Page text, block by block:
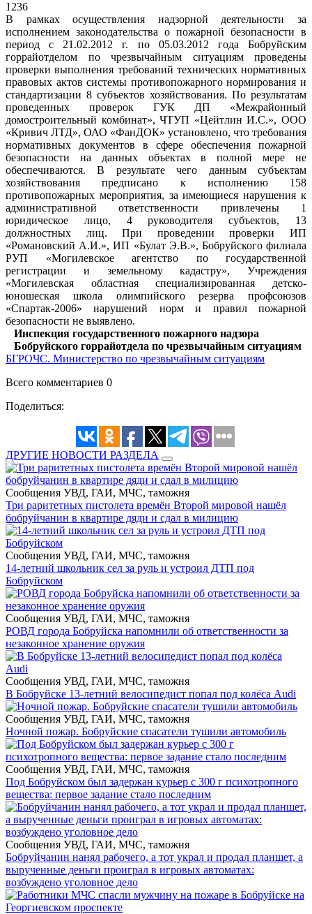
1236
В рамках осуществления надзорной деятельности за
исполнением законодательства о пожарной безопасности в
период с 21.02.2012 г. по 05.03.2012 года Бобруйским
горрайотделом по чрезвычайным ситуациям проведены
проверки выполнения требований технических нормативных
правовых актов системы противопожарного нормирования и
стандартизации 8 субъектов хозяйствования. По результатам
проведенных проверок ГУК ДП «Межрайонный
домостроительный комбинат», ЧТУП «Цейтлин И.С.», ООО
«Кривич ЛТД», ОАО «ФанДОК» установлено, что требования
нормативных документов в сфере обеспечения пожарной
безопасности на данных объектах в полной мере не
обеспечиваются. В результате чего данным субъектам
хозяйствования предписано к исполнению 158
противопожарных мероприятия, за имеющиеся нарушения к
административной ответственности привлечены 1
юридическое лицо, 4 руководителя субъектов, 13
должностных лиц. При проведении проверки ИП
«Романовский А.И.», ИП «Булат Э.В.», Бобруйского филиала
РУП «Могилевское агентство по государственной
регистрации и земельному кадастру», Учреждения
«Могилевская областная специализированная детско-
юношеская школа олимпийского резерва профсоюзов
«Спартак-2006» нарушений норм и правил пожарной
безопасности не выявлено.
Инспекция государственного пожарного надзора
Бобруйского горрайотдела по чрезвычайным ситуациям
БГРОЧС. Министерство по чрезвычайным ситуациям
Всего комментариев 0
Поделиться:
ДРУГИЕ НОВОСТИ РАЗДЕЛА
Сообщения УВД, ГАИ, МЧС, таможня
Три раритетных пистолета времён Второй мировой нашёл
бобруйчанин в квартире дяди и сдал в милицию
Сообщения УВД, ГАИ, МЧС, таможня
14-летний школьник сел за руль и устроил ДТП под
Бобруйском
Сообщения УВД, ГАИ, МЧС, таможня
РОВД города Бобруйска напомнили об ответственности за
незаконное хранение оружия
Сообщения УВД, ГАИ, МЧС, таможня
В Бобруйске 13-летний велосипедист попал под колёса Audi
Сообщения УВД, ГАИ, МЧС, таможня
Ночной пожар. Бобруйские спасатели тушили автомобиль
Сообщения УВД, ГАИ, МЧС, таможня
Под Бобруйском был задержан курьер с 300 г психотропного
вещества: первое задание стало последним
Сообщения УВД, ГАИ, МЧС, таможня
Бобруйчанин нанял рабочего, а тот украл и продал планшет, а
вырученные деньги проиграл в игровых автоматах:
возбуждено уголовное дело